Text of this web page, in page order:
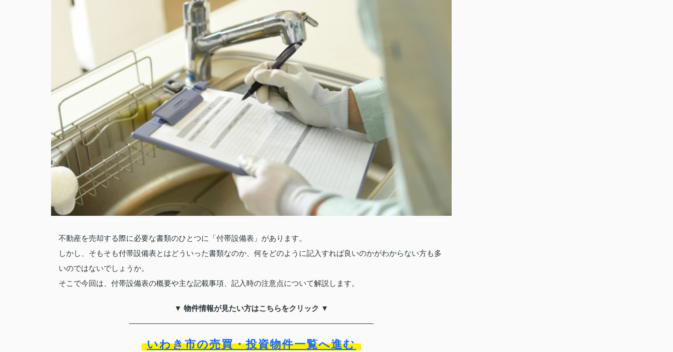
不動産を売却する際に必要な書類のひとつに「付帯設備表」があります。
しかし、そもそも付帯設備表とはどういった書類なのか、何をどのように記入すれば良いのかがわからない方も多
いのではないでしょうか。
そこで今回は、付帯設備表の概要や主な記載事項、記入時の注意点について解説します。
▼ 物件情報が見たい方はこちらをクリック ▼
いわき市の売買・投資物件一覧へ進む